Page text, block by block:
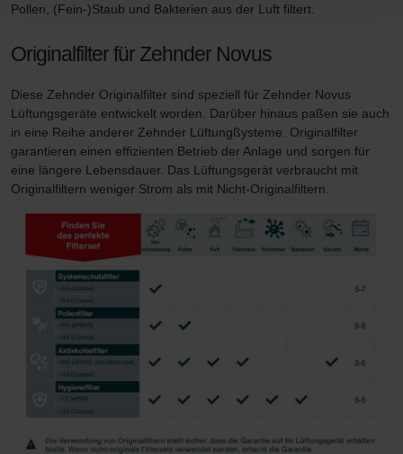
Datenschutzerklärung der Zehnder Group
Zehnder Group België nv/sa: Déclarations de confidentialité
osobních údajů
Zehnder Group France: Protection des données
Zehnder Group Ibérica SAU: Política de privacidad
Zehnder Group Italia S.r.l.: Privacy
Zehnder Group İç Mekan İklimlendirme Sanayi ve Ticaret
Zehnder Group Nederland bv: Privacyverklaringen
Zehnder Group Sales International: Privacy Policy
Zehnder Group Schweiz AG: Datenschutz
Zehnder Polska Sp. z o.o.: Oświadczenie o ochronie
danych Zehnder
Zehnder Group UK Limited: Privacy Policy
Zehnder Group Deutschland GmbH
Pollen, (Fein-)Staub und Bakterien aus der Luft filtert.
Originalfilter für Zehnder Novus
Diese Zehnder Originalfilter sind speziell für Zehnder Novus
Lüftungsgeräte entwickelt worden. Darüber hinaus paßen sie auch
in eine Reihe anderer Zehnder Lüftungßysteme. Originalfilter
garantieren einen effizienten Betrieb der Anlage und sorgen für
eine längere Lebensdauer. Das Lüftungsgerät verbraucht mit
Originalfiltern weniger Strom als mit Nicht-Originalfiltern.